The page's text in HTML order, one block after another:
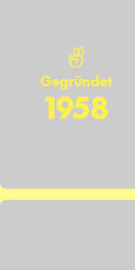
Gegründet
1958